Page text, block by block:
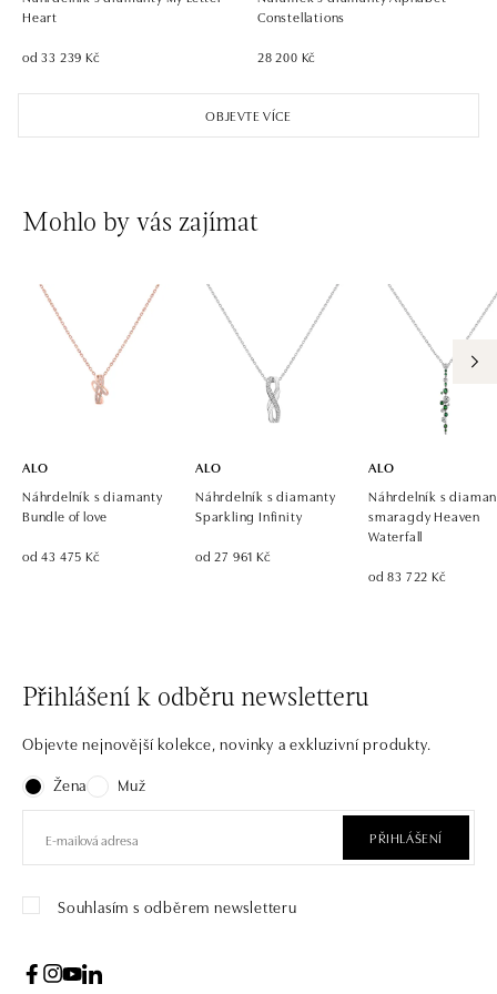
dnes otevřeno od 09:00
Einsteinova 18, 851 01 Bratislava
ALO diamonds OC Avion, Bratislava
Ivanská cesta 16, 821 04 Bratislava
dnes otevřeno od 10:00
ALO diamonds OC Eurovea, Bratislava
Pribinova 8, 811 09 Bratislava
tel.: +421 917 090 700, +421 918 777 670
OBJEVTE VÍCE
Heart
od 33 239 Kč
Constellations
28 200 Kč
Mohlo by vás zajímat
ALO
Náhrdelník s diamanty
Bundle of love
od 43 475 Kč
ALO
Náhrdelník s diamanty
Sparkling Infinity
od 27 961 Kč
ALO
Náhrdelník s
smaragdy Heaven
Waterfall
od 83 722 Kč
Přihlášení k odběru newsletteru
Objevte nejnovější kolekce, novinky a exkluzivní produkty.
Žena
Muž
PŘIHLÁŠENÍ
Souhlasím s odběrem newsletteru